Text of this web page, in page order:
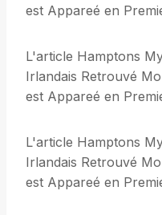
est Appareé en
L'article Hamptons
Irlandais Retrouvé
est Appareé en
L'article Hamptons
Irlandais Retrouvé
est Appareé en